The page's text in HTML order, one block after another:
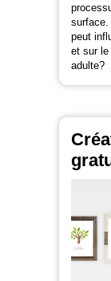
surface.
peut
et sur le
adulte?